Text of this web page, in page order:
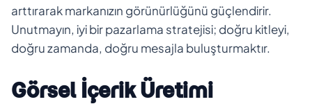
arttırarak markanızın görünürlüğünü güçlendirir.
Unutmayın, iyi bir pazarlama stratejisi; doğru kitleyi,
doğru zamanda, doğru mesajla buluşturmaktır.
Görsel İçerik Üretimi